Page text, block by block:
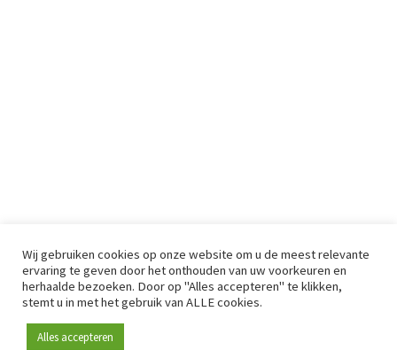
Wij gebruiken cookies op onze website om u de meest relevante
ervaring te geven door het onthouden van uw voorkeuren en
herhaalde bezoeken. Door op "Alles accepteren" te klikken,
stemt u in met het gebruik van ALLE cookies.
Alles accepteren